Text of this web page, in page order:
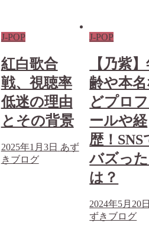
J-POP
【乃紫】年
齢や本名な
どプロフィ
ールや経
歴！SNSで
バズった曲
J-POP
【imase
ズった
3選！ど
な楽曲
るの？
2024年5月14
ずきブログ